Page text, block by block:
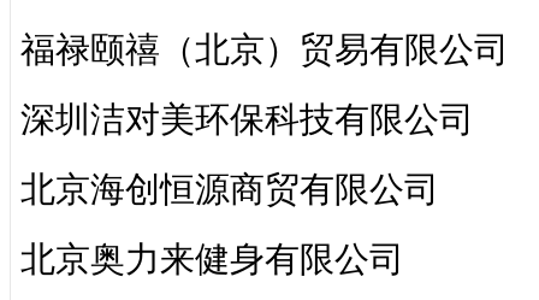
福禄颐禧（北京）贸易有限公司
深圳洁对美环保科技有限公司
北京海创恒源商贸有限公司
北京奥力来健身有限公司